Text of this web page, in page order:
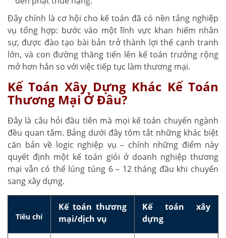
Đây chính là cơ hội cho kế toán đã có nền tảng nghiệp
vụ tổng hợp: bước vào một lĩnh vực khan hiếm nhân
sự, được đào tạo bài bản trở thành lợi thế cạnh tranh
lớn, và con đường thăng tiến lên kế toán trưởng rộng
mở hơn hẳn so với việc tiếp tục làm thương mại.
Kế Toán Xây Dựng Khác Kế Toán
Thương Mại Ở Đâu?
Đây là câu hỏi đầu tiên mà mọi kế toán chuyển ngành
đều quan tâm. Bảng dưới đây tóm tắt những khác biệt
căn bản về logic nghiệp vụ – chính những điểm này
quyết định một kế toán giỏi ở doanh nghiệp thương
mại vẫn có thể lúng túng 6 – 12 tháng đầu khi chuyển
sang xây dựng.
Tiêu chí
Kế toán thương
mại/dịch vụ
Kế toán xây
dựng